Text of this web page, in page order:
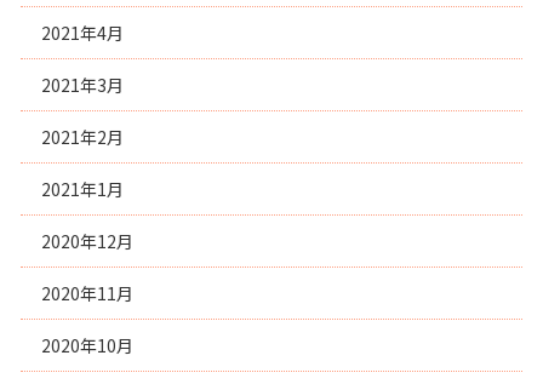
2021年4月
2021年3月
2021年2月
2021年1月
2020年12月
2020年11月
2020年10月